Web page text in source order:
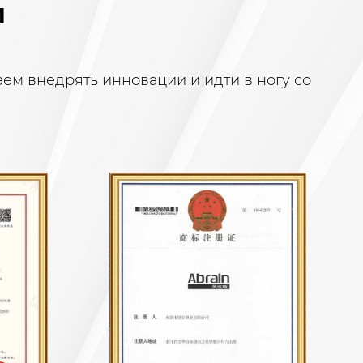
на старение и т. д., и мы набираем
внедрять инновации и идти в ногу со